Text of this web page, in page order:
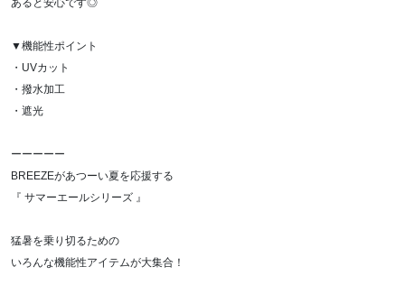
あると安心です◎
▼機能性ポイント
・UVカット
・撥水加工
・遮光
ーーーーー
BREEZEがあつーい夏を応援する
『 サマーエールシリーズ 』
猛暑を乗り切るための
いろんな機能性アイテムが大集合！